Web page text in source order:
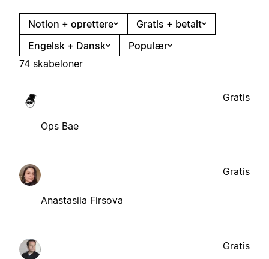
Notion + oprettere
Gratis + betalt
Engelsk + Dansk
Populær
74 skabeloner
Ops Bae
Gratis
Anastasiia Firsova
Gratis
Gratis